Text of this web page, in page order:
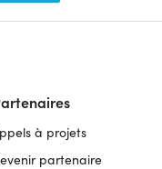
à projets
partenaire